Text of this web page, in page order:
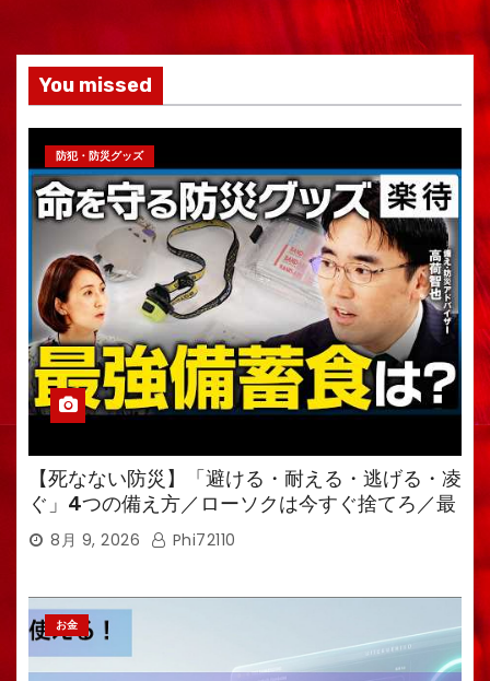
You missed
防犯・防災グッズ
【死なない防災】「避ける・耐える・逃げる・凌
ぐ」4つの備え方／ローソクは今すぐ捨てろ／最
強備蓄食は「羊羹」／トイレ備蓄がなければ食料
も無意味
8月 9, 2026 Phi72110
お金